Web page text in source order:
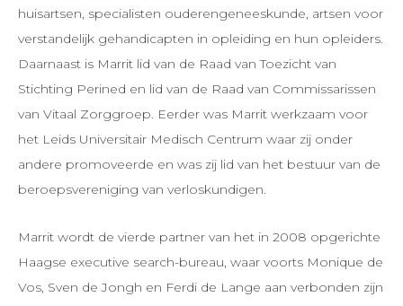
huisartsen, specialisten ouderengeneeskunde, artsen voor
verstandelijk gehandicapten in opleiding en hun opleiders.
Daarnaast is Marrit lid van de Raad van Toezicht van
Stichting Perined en lid van de Raad van Commissarissen
van Vitaal Zorggroep. Eerder was Marrit werkzaam voor
het Leids Universitair Medisch Centrum waar zij onder
andere promoveerde en was zij lid van het bestuur van de
beroepsvereniging van verloskundigen.
Marrit wordt de vierde partner van het in 2008 opgerichte
Haagse executive search-bureau, waar voorts Monique de
Vos, Sven de Jongh en Ferdi de Lange aan verbonden zijn